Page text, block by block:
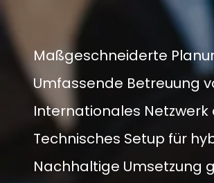
Maßgeschneiderte
Umfassende Betreuung
Internationales
Technisches Setup für
Nachhaltige Umsetzung